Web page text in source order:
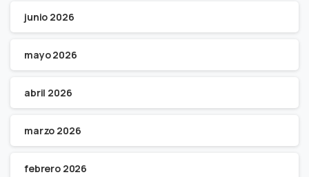
junio 2026
mayo 2026
abril 2026
marzo 2026
febrero 2026